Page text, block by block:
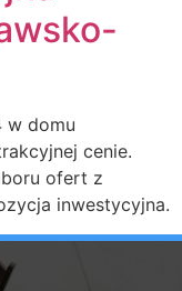
w domu
cenie.
ofert z
inwestycyjna.